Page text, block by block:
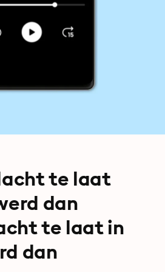
te laat
dan
te laat in
dan